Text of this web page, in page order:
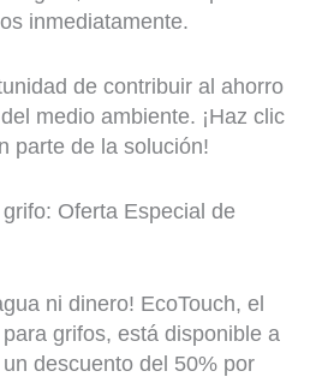
inmediatamente.
de contribuir al ahorro
medio ambiente. ¡Haz clic
parte de la solución!
Oferta Especial de
ni dinero! EcoTouch, el
grifos, está disponible a
descuento del 50% por